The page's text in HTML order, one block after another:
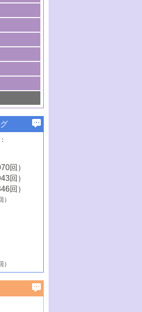
化のための
年）
技術に関す
合成に関す
換を実現す
における研
年）
体触媒研究
酸化触媒プ
よび中性子
最先端
知らせ
年）
サイクルの
基盤とした
を利用した
ー変換反応
の触媒・機
るケミカル
触媒開発
効活用のた
～とびたて
）
）
を志向した
催）
媒的分子変
の新展開
媒開発
向けた電解
年・オン
のキャラク
クリーンな
最新の研究
支えるマイ
向
年・工学
触媒プロセ
チェーンに
最近の研究
ための触媒
機化合物変
た自動車排
年・大阪
動向
学品合成
媒の最前線
技術
電気化学的
年・東京
触媒反応プ
かす最先端
のための触
年・首都
生み出す触
に向けた触
て若き研究
て若き研究
て若き研究
・電解合成
年・大阪府
媒技術の新
進展
）におけ
改質技術
る触媒機能
術の最近の
年・成蹊大
新の研究動
アプローチ
活用に貢献
年・ロワジ
用触媒にお
近の動向
に関する触
とその活用
めの固体触
ら新機能開拓
年・関西大
おける最近
の新展開
成の新潮流
新展開
（１）
（２）
による有機
近の進歩
媒開発
の精密な設
技術
機合成
る材料－
課題
水素製造・貯
，半世紀，
な表面構造の
媒
成プロセス
展開
回）
回）
回）